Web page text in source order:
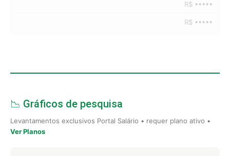
R$ •••••
R$ •••••
📉 Gráficos de pesquisa
Levantamentos exclusivos Portal Salário • requer plano ativo •
Ver Planos